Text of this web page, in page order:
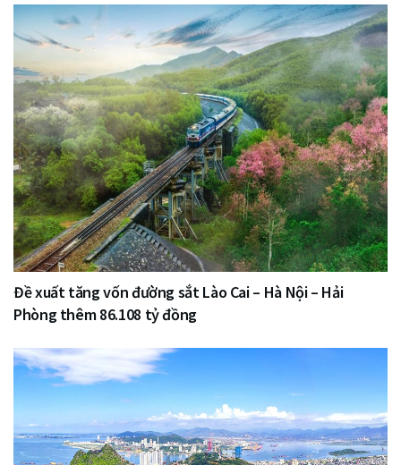
Đề xuất tăng vốn đường sắt Lào Cai – Hà Nội – Hải
Phòng thêm 86.108 tỷ đồng